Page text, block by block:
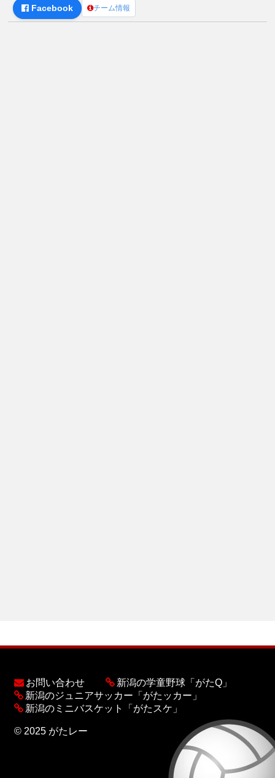
Facebook チーム情報
お問い合わせ
新潟の学童野球「がたQ」
新潟のジュニアサッカー「がたッカー」
新潟のミニバスケット「がたスケ」
© 2025 がたレー